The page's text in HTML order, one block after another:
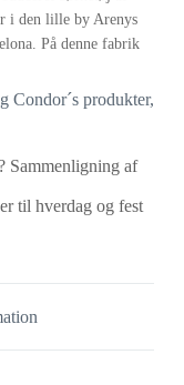
i den lille by Arenys
På denne fabrik
Condor´s produkter,
Sammenligning af
til hverdag og fest